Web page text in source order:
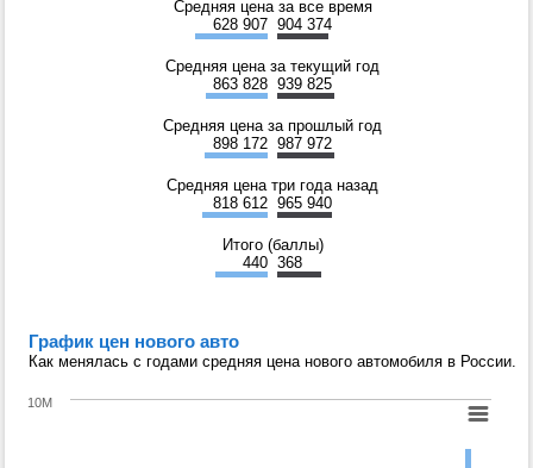
Средняя цена за все время
628 907 904 374
Средняя цена за текущий год
863 828 939 825
Средняя цена за прошлый год
898 172 987 972
Средняя цена три года назад
818 612 965 940
Итого (баллы)
440 368
График цен нового авто
Как менялась с годами средняя цена нового автомобиля в России.
10M